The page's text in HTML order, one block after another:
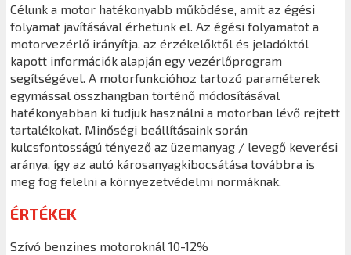
Célunk a motor hatékonyabb működése, amit az égési
folyamat javításával érhetünk el. Az égési folyamatot a
motorvezérlő irányítja, az érzékelőktől és jeladóktól
kapott információk alapján egy vezérlőprogram
segítségével. A motorfunkcióhoz tartozó paraméterek
egymással összhangban történő módosításával
hatékonyabban ki tudjuk használni a motorban lévő rejtett
tartalékokat. Minőségi beállításaink során
kulcsfontosságú tényező az üzemanyag / levegő keverési
aránya, így az autó károsanyagkibocsátása továbbra is
meg fog felelni a környezetvédelmi normáknak.
ÉRTÉKEK
Szívó benzines motoroknál 10-12%